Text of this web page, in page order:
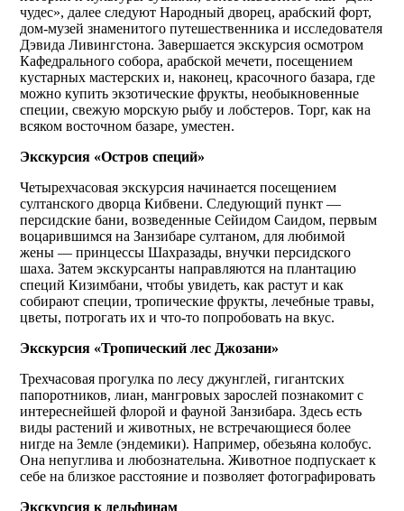
чудес», далее следуют Народный дворец, арабский форт,
дом-музей знаменитого путешественника и исследователя
Дэвида Ливингстона. Завершается экскурсия осмотром
Кафедрального собора, арабской мечети, посещением
кустарных мастерских и, наконец, красочного базара, где
можно купить экзотические фрукты, необыкновенные
специи, свежую морскую рыбу и лобстеров. Торг, как на
всяком восточном базаре, уместен.
Экскурсия «Остров специй»
Четырехчасовая экскурсия начинается посещением
султанского дворца Кибвени. Следующий пункт —
персидские бани, возведенные Сейидом Саидом, первым
воцарившимся на Занзибаре султаном, для любимой
жены — принцессы Шахразады, внучки персидского
шаха. Затем экскурсанты направляются на плантацию
специй Кизимбани, чтобы увидеть, как растут и как
собирают специи, тропические фрукты, лечебные травы,
цветы, потрогать их и что-то попробовать на вкус.
Экскурсия «Тропический лес Джозани»
Трехчасовая прогулка по лесу джунглей, гигантских
папоротников, лиан, мангровых зарослей познакомит с
интереснейшей флорой и фауной Занзибара. Здесь есть
виды растений и животных, не встречающиеся более
нигде на Земле (эндемики). Например, обезьяна колобус.
Она непуглива и любознательна. Животное подпускает к
себе на близкое расстояние и позволяет фотографировать
Экскурсия к дельфинам